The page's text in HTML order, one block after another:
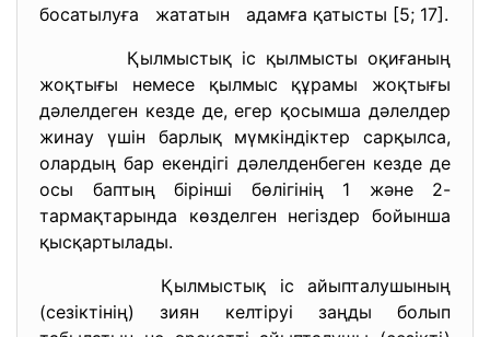
босатылуға жататын адамға қатысты [5; 17].
Қылмыстық іс қылмысты оқиғаның
жоқтығы немесе қылмыс құрамы жоқтығы
дәлелдеген кезде де, егер қосымша дәлелдер
жинау үшін барлық мүмкіндіктер сарқылса,
олардың бар екендігі дәлелденбеген кезде де
осы баптың бірінші бөлігінің 1 және 2-
тармақтарында көзделген негіздер бойынша
қысқартылады.
Қылмыстық іс айыпталушының
(сезіктінің) зиян келтіруі заңды болып